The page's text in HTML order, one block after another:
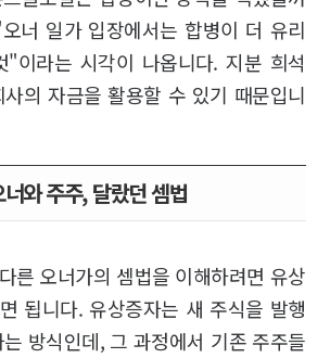
너 일가 입장에서는 합병이 더 유리
"이라는 시각이 나옵니다. 지분 희석
의 자금을 활용할 수 있기 때문입니
너와 주주, 달랐던 셈법
른 오너가의 셈법을 이해하려면 유상
됩니다. 유상증자는 새 주식을 발행
방식인데, 그 과정에서 기존 주주들